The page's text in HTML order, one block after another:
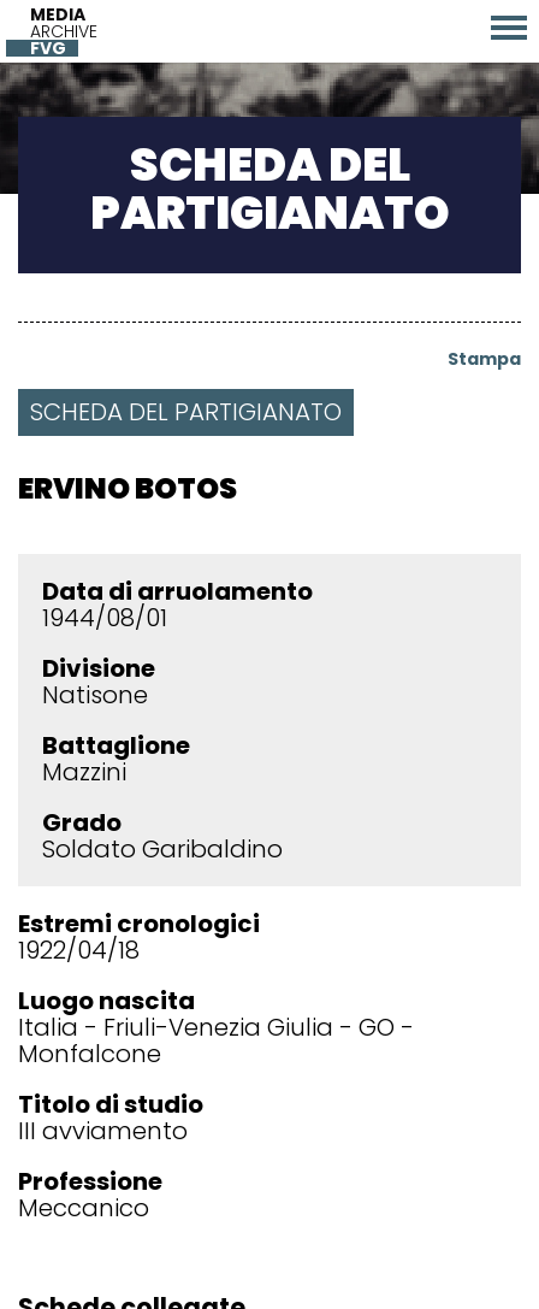
MEDIA
ARCHIVE
FVG
SCHEDA DEL
PARTIGIANATO
Stampa
SCHEDA DEL PARTIGIANATO
ERVINO BOTOS
Data di arruolamento
1944/08/01
Divisione
Natisone
Battaglione
Mazzini
Grado
Soldato Garibaldino
Estremi cronologici
1922/04/18
Luogo nascita
Italia Friuli-Venezia Giulia GO
Monfalcone
Titolo di studio
III avviamento
Professione
Meccanico